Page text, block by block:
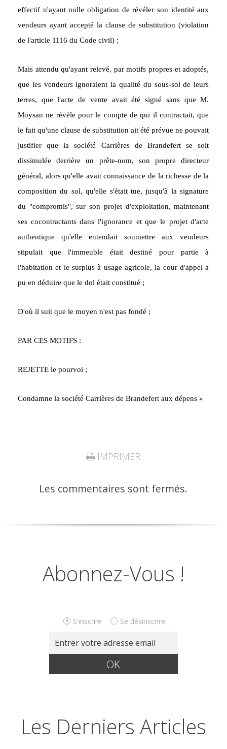
effectif n'ayant nulle obligation de révéler son identité aux
vendeurs ayant accepté la clause de substitution (violation
de l'article 1116 du Code civil) ;
Mais attendu qu'ayant relevé, par motifs propres et adoptés,
que les vendeurs ignoraient la qualité du sous-sol de leurs
terres, que l'acte de vente avait été signé sans que M.
Moysan ne révèle pour le compte de qui il contractait, que
le fait qu'une clause de substitution ait été prévue ne pouvait
justifier que la société Carrières de Brandefert se soit
dissimulée derrière un prête-nom, son propre directeur
général, alors qu'elle avait connaissance de la richesse de la
composition du sol, qu'elle s'était tue, jusqu'à la signature
du "compromis", sur son projet d'exploitation, maintenant
ses cocontractants dans l'ignorance et que le projet d'acte
authentique qu'elle entendait soumettre aux vendeurs
stipulait que l'immeuble était destiné pour partie à
l'habitation et le surplus à usage agricole, la cour d'appel a
pu en déduire que le dol était constitué ;
D'où il suit que le moyen n'est pas fondé ;
PAR CES MOTIFS :
REJETTE le pourvoi ;
Condamne la société Carrières de Brandefert aux dépens »
IMPRIMER
Les commentaires sont fermés.
Abonnez-Vous !
S'inscrire Se désinscrire
Les Derniers Articles